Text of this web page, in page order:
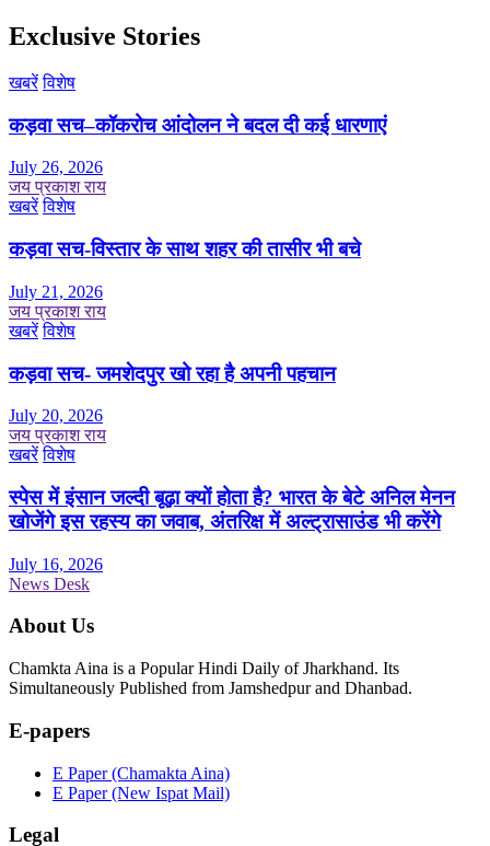
Exclusive Stories
खबरें विशेष
कड़वा सच–कॉकरोच आंदोलन ने बदल दी कई धारणाएं
July 26, 2026
जय प्रकाश राय
खबरें विशेष
कड़वा सच-विस्तार के साथ शहर की तासीर भी बचे
July 21, 2026
जय प्रकाश राय
खबरें विशेष
कड़वा सच- जमशेदपुर खो रहा है अपनी पहचान
July 20, 2026
जय प्रकाश राय
खबरें विशेष
स्पेस में इंसान जल्दी बूढ़ा क्यों होता है? भारत के बेटे अनिल मेनन
खोजेंगे इस रहस्य का जवाब, अंतरिक्ष में अल्ट्रासाउंड भी करेंगे
July 16, 2026
News Desk
About Us
Chamkta Aina is a Popular Hindi Daily of Jharkhand. Its
Simultaneously Published from Jamshedpur and Dhanbad.
E-papers
E Paper (Chamakta Aina)
E Paper (New Ispat Mail)
Legal